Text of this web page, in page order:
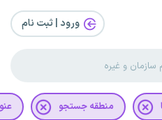
ورود | ثبت‌ نام
منطقه جستجو